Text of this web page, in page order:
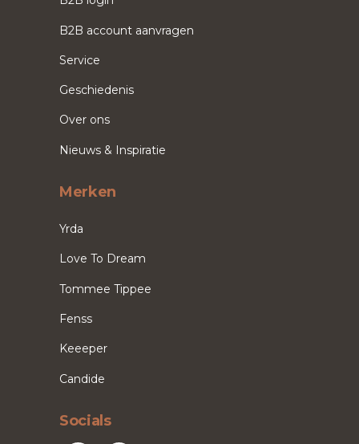
B2B account aanvragen
Service
Geschiedenis
Over ons
Nieuws & Inspiratie
Merken
Yrda
Love To Dream
Tommee Tippee
Fenss
Keeeper
Candide
Socials